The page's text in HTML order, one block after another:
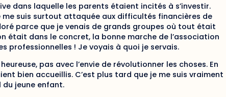
dans laquelle les parents étaient incités à s’investir.
me suis surtout attaquée aux difficultés financières de
parce que je venais de grands groupes où tout était
était dans le concret, la bonne marche de l’associa­tion
professionnelles ! Je voyais à quoi je servais.
pas avec l’envie de révolutionner les choses. En
bien accueillis. C’est plus tard que je me suis vrai­ment
du jeune enfant.